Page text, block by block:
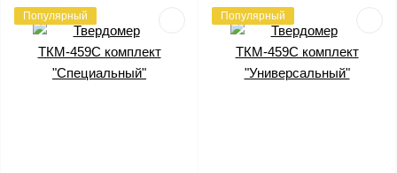
Популярный Популярный